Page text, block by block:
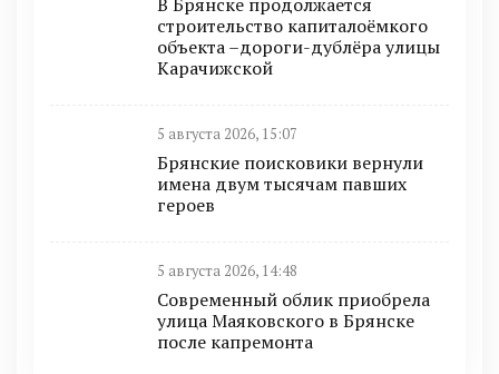
строительство капиталоёмкого
объекта –дороги-дублёра улицы
Карачижской
5 августа 2026, 15:07
Брянские поисковики вернули
имена двум тысячам павших
героев
5 августа 2026, 14:48
Современный облик приобрела
улица Маяковского в Брянске
после капремонта